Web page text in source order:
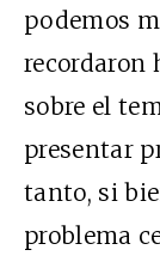
podemos
recordaron
sobre el
presentar
tanto, si
problema